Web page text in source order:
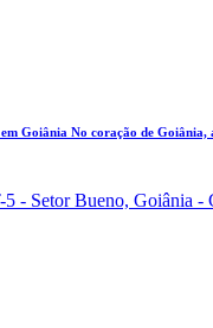
Goiânia No coração de
- Setor Bueno, Goiânia